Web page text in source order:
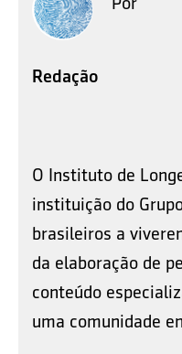
Redação
O Instituto de
instituição do
brasileiros a
da elaboração de
conteúdo
uma comunidade